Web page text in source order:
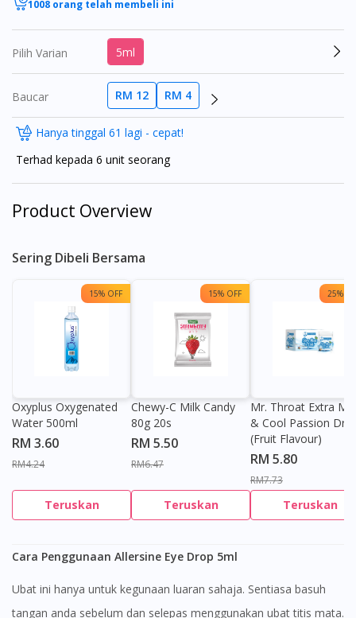
1008 orang telah membeli ini
Pilih Varian 5ml
Baucar RM 12 RM 4
Hanya tinggal 61 lagi - cepat!
Terhad kepada 6 unit seorang
Product Overview
Sering Dibeli Bersama
15% OFF
Oxyplus Oxygenated
Water 500ml
RM 3.60
RM4.24
Teruskan
15% OFF
Chewy-C Milk Candy
80g 20s
RM 5.50
RM6.47
Teruskan
25%
Mr. Throat Extra
& Cool Passion
(Fruit Flavour)
RM 5.80
RM7.73
Teruskan
Cara Penggunaan Allersine Eye Drop 5ml
Ubat ini hanya untuk kegunaan luaran sahaja. Sentiasa basuh
tangan anda sebelum dan selepas menggunakan ubat titis mata.